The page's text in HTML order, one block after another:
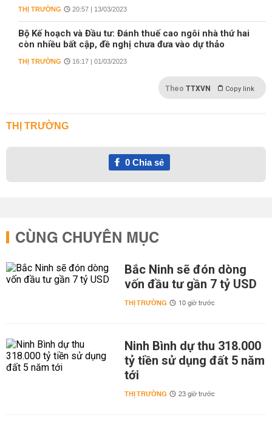
THỊ TRƯỜNG 20:57 | 13/03/2023
Bộ Kế hoạch và Đầu tư: Đánh thuế cao ngôi nhà thứ hai
còn nhiều bất cập, đề nghị chưa đưa vào dự thảo
THỊ TRƯỜNG 16:17 | 01/03/2023
Theo TTXVN Copy link
THỊ TRƯỜNG
0Chia sẻ
CÙNG CHUYÊN MỤC
Bắc Ninh sẽ đón dòng
vốn đầu tư gần 7 tỷ USD
THỊ TRƯỜNG 10 giờ trước
Ninh Bình dự thu 318.000
tỷ tiền sử dụng đất 5 năm
tới
THỊ TRƯỜNG 23 giờ trước